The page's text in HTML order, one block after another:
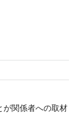
が関係者への取材